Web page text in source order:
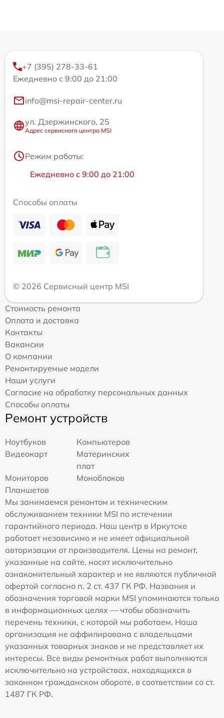
+7 (395) 278-33-61
Ежедневно с 9:00 до 21:00
info@msi-repair-center.ru
ул. Дзержинского, 25
Адрес сервисного центра MSI
Режим работы:
Ежедневно с 9:00 до 21:00
Способы оплаты
© 2026 Сервисный центр MSI
Стоимость ремонта
Оплата и доставка
Контакты
Вакансии
О компании
Ремонтируемые модели
Наши услуги
Согласие на обработку персональных данных
Способы оплаты
Ремонт устройств
Ноутбуков
Компьютеров
Видеокарт
Материнских
плат
Мониторов
Моноблоков
Планшетов
Мы занимаемся ремонтом и техническим
обслуживанием техники MSI по истечении
гарантийного периода. Наш центр в Иркутске
работает независимо и не имеет официальной
авторизации от производителя. Цены на ремонт,
указанные на сайте, носят исключительно
ознакомительный характер и не являются публичной
офертой согласно п. 2 ст. 437 ГК РФ. Названия и
обозначения торговой марки MSI упоминаются только
в информационных целях — чтобы обозначить
перечень техники, с которой мы работаем. Наша
организация не аффилирована с владельцами
указанных товарных знаков и не представляет их
интересы. Все виды ремонтных работ выполняются
исключительно на устройствах, находящихся в
законном гражданском обороте, в соответствии со ст.
1487 ГК РФ.